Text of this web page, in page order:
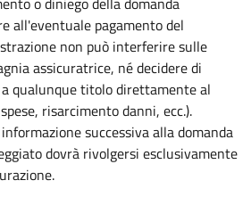
all'eventuale pagamento del
non può interferire sulle
assicuratrice, né decidere di
qualunque titolo direttamente al
risarcimento danni, ecc.).
successiva alla domanda
dovrà rivolgersi esclusivamente